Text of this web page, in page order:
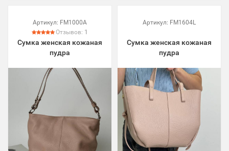
Артикул: FM1000A
Отзывов: 1
Сумка женская кожаная
пудра
Артикул: FM1604L
Сумка женская кожаная
пудра